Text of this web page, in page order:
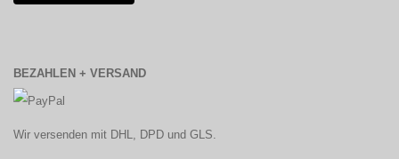
BEZAHLEN + VERSAND
Wir versenden mit DHL, DPD und GLS.